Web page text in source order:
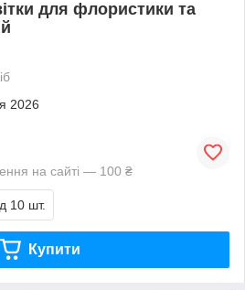
для флористики та
2026
на сайті — 100 ₴
10 шт.
Купити